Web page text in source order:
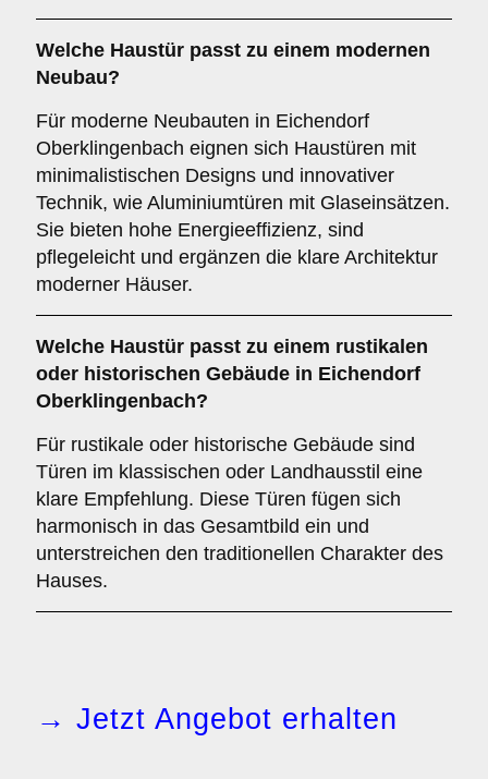
Welche Haustür passt zu einem modernen
Neubau?
Für moderne Neubauten in Eichendorf
Oberklingenbach eignen sich Haustüren mit
minimalistischen Designs und innovativer
Technik, wie Aluminiumtüren mit Glaseinsätzen.
Sie bieten hohe Energieeffizienz, sind
pflegeleicht und ergänzen die klare Architektur
moderner Häuser.
Welche Haustür passt zu einem rustikalen
oder historischen Gebäude in Eichendorf
Oberklingenbach?
Für rustikale oder historische Gebäude sind
Türen im klassischen oder Landhausstil eine
klare Empfehlung. Diese Türen fügen sich
harmonisch in das Gesamtbild ein und
unterstreichen den traditionellen Charakter des
Hauses.
→ Jetzt Angebot erhalten